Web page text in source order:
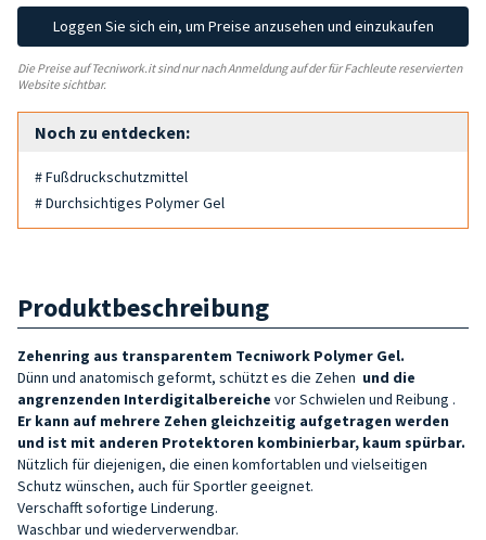
Loggen Sie sich ein, um Preise anzusehen und einzukaufen
Die Preise auf Tecniwork.it sind nur nach Anmeldung auf der für Fachleute reservierten
Website sichtbar.
Noch zu entdecken:
# Fußdruckschutzmittel
# Durchsichtiges Polymer Gel
Produktbeschreibung
Zehenring aus transparentem Tecniwork Polymer Gel.
Dünn und anatomisch geformt, schützt es die Zehen und die
angrenzenden Interdigitalbereiche vor Schwielen und Reibung .
Er kann auf mehrere Zehen gleichzeitig aufgetragen werden
und ist mit anderen Protektoren kombinierbar, kaum spürbar.
Nützlich für diejenigen, die einen komfortablen und vielseitigen
Schutz wünschen, auch für Sportler geeignet.
Verschafftsofortige Linderung.
Waschbar und wiederverwendbar.